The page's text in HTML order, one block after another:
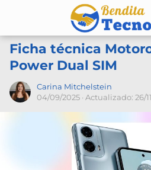
Ficha técnica
Power Dual SIM
Carina Mitchelstein
04/09/2025 · Actualizado: 26/